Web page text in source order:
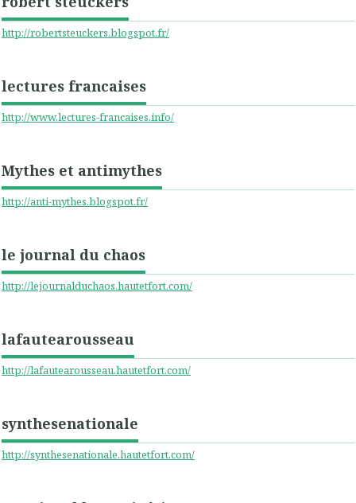
http://robertsteuckers.blogspot.fr/
lectures francaises
http://www.lectures-francaises.info/
Mythes et antimythes
http://anti-mythes.blogspot.fr/
le journal du chaos
http://lejournalduchaos.hautetfort.com/
lafautearousseau
http://lafautearousseau.hautetfort.com/
synthesenationale
http://synthesenationale.hautetfort.com/